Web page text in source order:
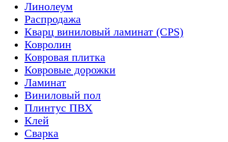
Линолеум
Распродажа
Кварц виниловый ламинат (CPS)
Ковролин
Ковровая плитка
Ковровые дорожки
Ламинат
Виниловый пол
Плинтус ПВХ
Клей
Сварка